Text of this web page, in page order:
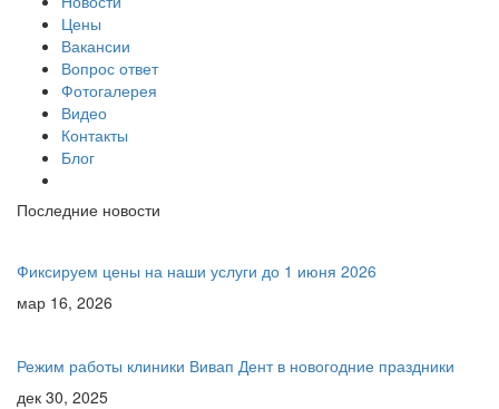
Цены
Вакансии
Вопрос ответ
Фотогалерея
Видео
Контакты
Блог
Последние новости
Фиксируем цены на наши услуги до 1 июня 2026
мар 16, 2026
Режим работы клиники Вивап Дент в новогодние праздники
дек 30, 2025